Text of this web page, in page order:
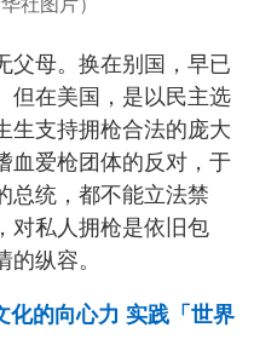
社图片）
父母。换在别国，早已
但在美国，是以民主选
生支持拥枪合法的庞大
血爱枪团体的反对，于
总统，都不能立法禁
对私人拥枪是依旧包
纵容。
化的向心力 实践「世界